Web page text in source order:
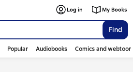
Find
Log in My Books
Popular Audiobooks Comics and